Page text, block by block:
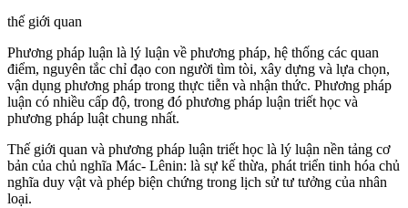
thế giới quan
Phương pháp luận là lý luận về phương pháp, hệ thống các quan
điểm, nguyên tắc chỉ đạo con người tìm tòi, xây dựng và lựa chọn,
vận dụng phương pháp trong thực tiễn và nhận thức. Phương pháp
luận có nhiều cấp độ, trong đó phương pháp luận triết học và
phương pháp luật chung nhất.
Thế giới quan và phương pháp luận triết học là lý luận nền tảng cơ
bản của chủ nghĩa Mác- Lênin: là sự kế thừa, phát triển tinh hóa chủ
nghĩa duy vật và phép biện chứng trong lịch sử tư tưởng của nhân
loại.